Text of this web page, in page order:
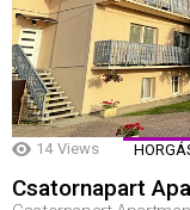
14 Views
Csatornapart